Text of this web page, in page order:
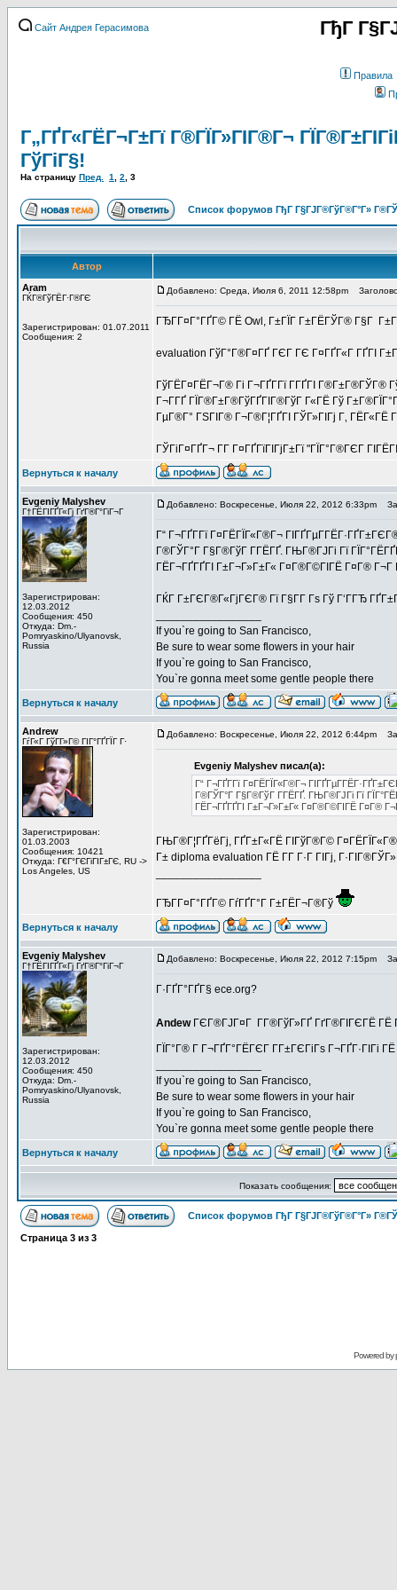
Сайт Андрея Герасимова ГђГ
Правила
Г„ГҐГ«ГЁГ¬Г±Гї Г®ГЇГ»ГІГ®Г¬
ГўГіГ§!
На страницу Пред. 1 2 3
Список форумов ГђГ Г§ГЈГ®ГўГ®Г°Г»
Автор
Aram
ГЌГ®ГўГЁГ·Г®ГЄ
Зарегистрирован: 01.07.2011
Сообщения: 2
Добавлено: Среда, Июля 6, 2011 12:58pm
ГЂГ­Г¤Г°ГҐГ© ГЁ Owl, Г±ГЇГ Г±ГЁГЎГ® Г§Г
evaluation ГўГ°Г®Г¤ГҐ ГЄГ ГЄ Г¤ГҐГ«Г ГҐГІ
ГўГЁГ¤ГЁГ¬Г® Гі Г¬ГҐГ­Гї Г­ГҐГІ Г®Г±Г®ГЎГ®
Г¬Г­ГҐ ГЇГ®Г±Г®ГўГҐГІГ®ГўГ Г«ГЁ Гў
ГµГ®Г° ГЅГІГ® Г¬Г®Г¦ГҐГІ ГЎГ»ГІГј Г‚
ГЎГіГ¤ГҐГ¬ Г­Г Г¤ГҐГїГІГјГ±Гї "ГЇГ°Г®ГЄГ
Вернуться к началу
Evgeniy Malyshev
Г†ГЁГІГҐГ«Гј ГґГ®Г°ГіГ¬Г
Зарегистрирован:
12.03.2012
Сообщения: 450
Откуда: Dm.-
Pomryaskino/Ulyanovsk,
Russia
Добавлено: Воскресенье, Июля 22, 2012 6:33pm
Г“ Г¬ГҐГ­Гї Г¤ГЁГЇГ«Г®Г¬
Г®ГЎГ°Г Г§Г®ГўГ Г­ГЁГҐ. ГЊГ®ГЈГі Гї
ГЁГ¬ГҐГҐГІ Г±Г¬Г»Г±Г« Г¤Г®Г©ГІГЁ Г¤Г®
ГЌГ Г±ГЄГ®Г«ГјГЄГ® Гї Г§Г­Г Гѕ Гў Г‘ГГЂ
If you`re going to San Francisco,
Be sure to wear some flowers in your hair
If you`re going to San Francisco,
You`re gonna meet some gentle people there
Вернуться к началу
Andrew
ГѓГ«Г ГўГ­Г»Г© ГІГ°ГҐГЇГ Г·
Зарегистрирован:
01.03.2003
Сообщения: 10421
Откуда: Г€Г°ГЄГіГІГ±ГЄ, RU ->
Los Angeles, US
Добавлено: Воскресенье, Июля 22, 2012 6:44pm
Evgeniy Malyshev писал(а):
Г“ Г¬ГҐГ­Гї Г¤ГЁГЇГ«Г®Г¬
Г®ГЎГ°Г Г§Г®ГўГ Г­ГЁГҐ. ГЊГ®ГЈГі Гї
ГЁГ¬ГҐГҐГІ Г±Г¬Г»Г±Г« Г¤Г®Г©ГІГЁ Г¤Г®
ГЊГ®Г¦ГҐГёГј, ГҐГ±Г«ГЁ ГІГўГ®Г©
Г± diploma evaluation ГЁ Г­Г Г·Г ГІГј,
ГЂГ­Г¤Г°ГҐГ© ГѓГҐГ°Г Г±ГЁГ¬Г®Гў
Вернуться к началу
Evgeniy Malyshev
Г†ГЁГІГҐГ«Гј ГґГ®Г°ГіГ¬Г
Зарегистрирован:
12.03.2012
Сообщения: 450
Откуда: Dm.-
Pomryaskino/Ulyanovsk,
Russia
Добавлено: Воскресенье, Июля 22, 2012 7:15pm
Г·ГҐГ°ГҐГ§ ece.org?
AndewГЄГ®ГЈГ¤Г Г­Г®ГўГ»ГҐ ГґГ®ГІГЄГЁ ГЁ
ГЇГ°Г® Г Г¬ГҐГ°ГЁГЄГ Г­Г±ГЄГіГѕ Г¬ГҐГ·ГІГі ГЁ
If you`re going to San Francisco,
Be sure to wear some flowers in your hair
If you`re going to San Francisco,
You`re gonna meet some gentle people there
Вернуться к началу
Показать сообщения:
Список форумов ГђГ Г§ГЈГ®ГўГ®Г°Г»
Страница 3 из 3
Powered by